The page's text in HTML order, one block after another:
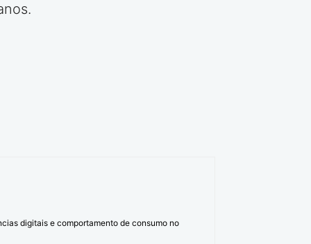
digitais e comportamento de consumo no